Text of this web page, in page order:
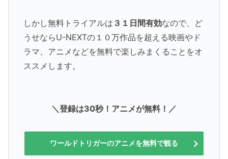
しかし無料トライアルは ３１日間有効なので、ど
うせならU-NEXTの１０万作品を超える映画やド
ラマ、アニメなどを無料で楽しみまくることをオ
ススメします。
＼登録は30秒！アニメが無料！／
ワールドトリガーのアニメを無料で観る